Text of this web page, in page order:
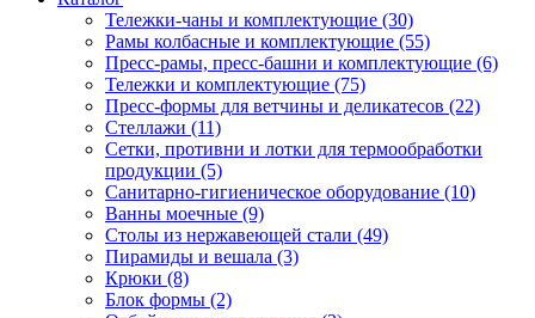
Тележки-чаны и комплектующие (30)
Рамы колбасные и комплектующие (55)
Пресс-рамы, пресс-башни и комплектующие (6)
Тележки и комплектующие (75)
Пресс-формы для ветчины и деликатесов (22)
Стеллажи (11)
Сетки, противни и лотки для термообработки
продукции (5)
Санитарно-гигиеническое оборудование (10)
Ванны моечные (9)
Столы из нержавеющей стали (49)
Пирамиды и вешала (3)
Крюки (8)
Блок формы (2)